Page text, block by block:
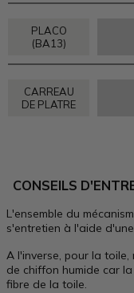
PLACO
(BA13)
CARREAU
DE PLATRE
CONSEILS
L'ensemble du
s'entretien à l'aide
A l'inverse, pour la
de chiffon humide car
fibre de la toile.